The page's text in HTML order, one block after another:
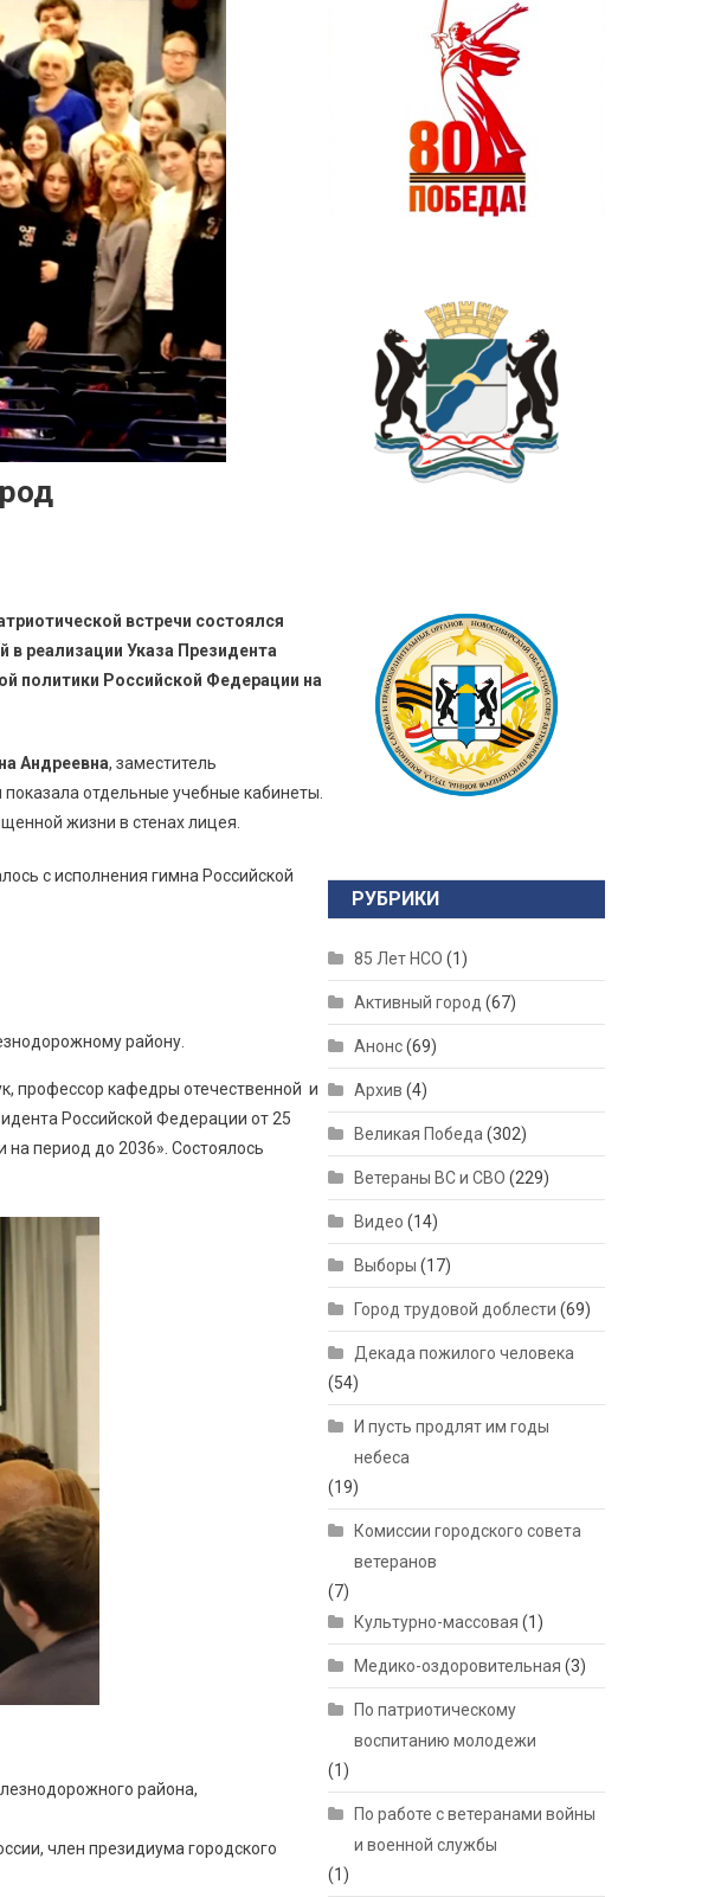
встречи состоялся
в реализации Указа Президента
политики Российской Федерации на
Андреевна, заместитель
отдельные учебные кабинеты.
жизни в стенах лицея.
с исполнения гимна Российской
району.
профессор кафедры отечественной и
Российской Федерации от 25
на период до 2036». Состоялось
района,
член президиума городского
РУБРИКИ
85 Лет НСО (1)
Активный город (67)
Анонс(69)
Архив (4)
Великая Победа (302)
Ветераны ВС и СВО (229)
Видео (14)
Выборы (17)
Город трудовой доблести (69)
Декада пожилого человека
(54)
И пусть продлят им годы
небеса
(19)
Комиссии городского совета
ветеранов
(7)
Культурно-массовая (1)
Медико-оздоровительная (3)
По патриотическому
воспитанию молодежи
(1)
По работе с ветеранами войны
и военной службы
(1)